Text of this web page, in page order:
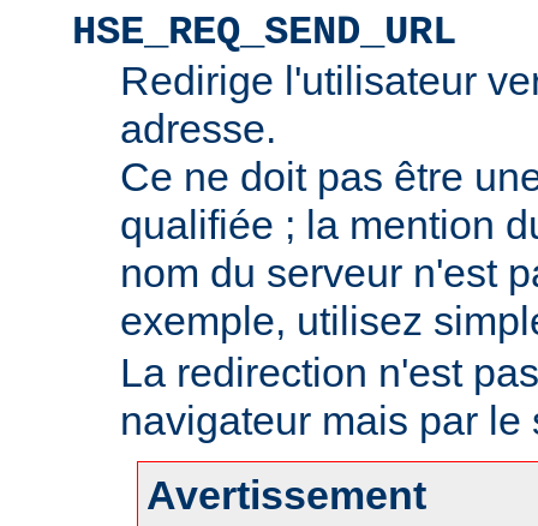
HSE_REQ_SEND_URL
Redirige l'utilisateur
adresse.
Ce ne doit pas être
qualifiée ; la mention
nom du serveur n'est
exemple, utilisez
La redirection n'est
navigateur mais par le
Avertissement